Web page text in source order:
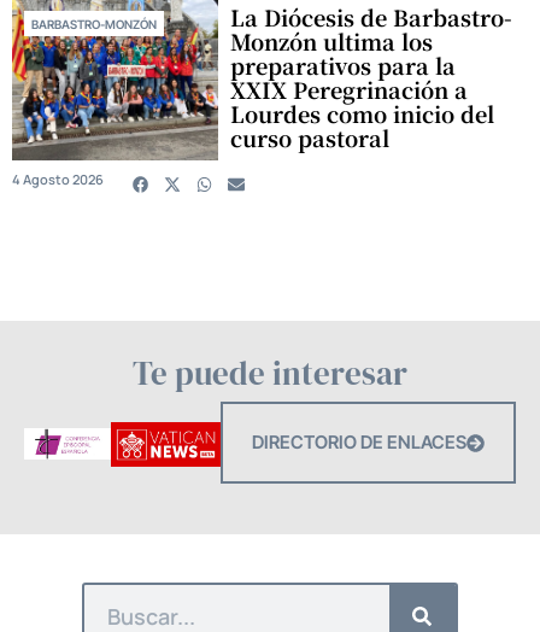
BARBASTRO-MONZÓN La Diócesis de Barbastro-
Monzón ultima los
preparativos para la
XXIX Peregrinación a
Lourdes como inicio del
curso pastoral
4 Agosto 2026
Te puede interesar
DIRECTORIO DE ENLACES